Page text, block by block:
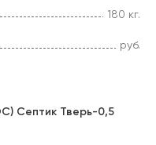
180 кг.
руб.
Септик Тверь-0,5